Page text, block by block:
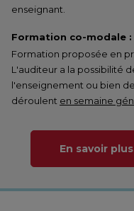
enseignant.
Formation co-modale :
Formation proposée en
L'auditeur a la possibilité
l'enseignement ou bien
déroulent en semaine
En savoir